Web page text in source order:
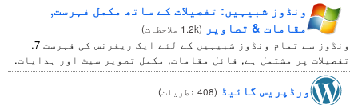
ونڈوز شبیہیں: تفصیلات کے ساتھ مکمل فہرست,
مقامات & تصاویر (1.2k ملاحظات )
ونڈوز سے تمام ونڈوز شبیہیں کے لئے ایک ریفرنس کی فہرست 7.
تفصیلات پر مشتمل ہے, فائل مقامات, مکمل تصویر سیٹ اور ہدایات.
ورڈپریس گائیڈ (408 نطریات )